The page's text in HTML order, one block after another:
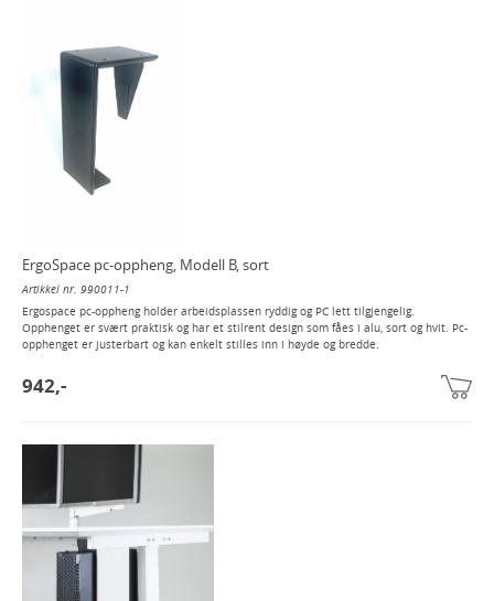
ErgoSpace pc-oppheng, Modell B, sort
Artikkel nr. 990011-1
Ergospace pc-oppheng holder arbeidsplassen ryddig og PC lett tilgjengelig.
Opphenget er svært praktisk og har et stilrent design som fåes i alu, sort og hvit. Pc-
opphenget er justerbart og kan enkelt stilles inn i høyde og bredde.
942,-